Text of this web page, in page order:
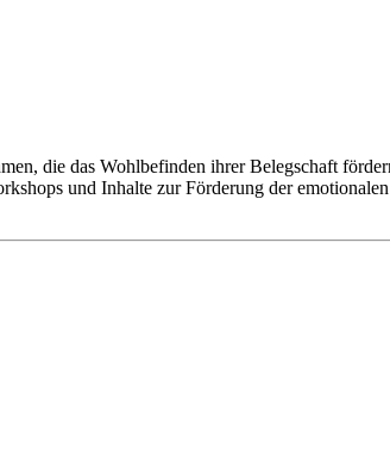
die das Wohlbefinden ihrer Belegschaft
und Inhalte zur Förderung der